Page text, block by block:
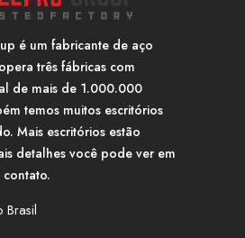
é um fabricante de aço
três fábricas com
de mais de 1.000.000
temos muitos escritórios
Mais escritórios estão
detalhes você pode ver em
Brasil